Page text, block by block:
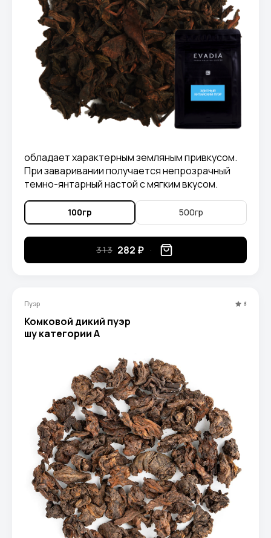
обладает характерным земляным привкусом.
При заваривании получается непрозрачный
темно-янтарный настой с мягким вкусом.
100гр 500гр
313 282 ₽
Пуэр 5
Комковой дикий пуэр
шу категории A